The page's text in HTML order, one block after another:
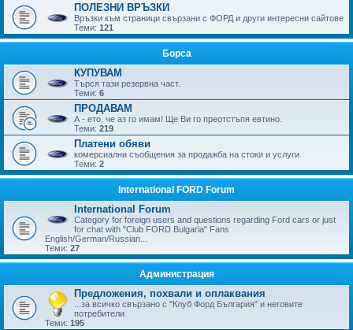
ПОЛЕЗНИ ВРЪЗКИ
Връзки към страници свързани с ФОРД и други интересни сайтове
Теми: 121
Борса
КУПУВАМ
Търся тази резервна част.
Теми: 6
ПРОДАВАМ
А - ето, че аз го имам! Ще Ви го преотстъпя евтино.
Теми: 219
Платени обяви
комерсиални съобщения за продажба на стоки и услуги
Теми: 2
International FORD Forum
International Forum
Category for foreign users and questions regarding Ford cars or just
for chat with "Club FORD Bulgaria" Fans
English/German/Russian...
Теми: 27
Администрация
Предложения, похвали и оплаквания
...за всичко свързано с "Клуб Форд България" и неговите
потребители
Теми: 195